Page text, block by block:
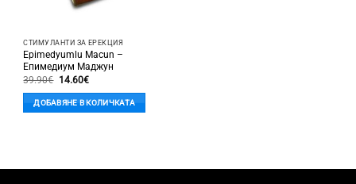
СТИМУЛАНТИ ЗА ЕРЕКЦИЯ
Epimedyumlu Macun –
Епимедиум Маджун
39.90€ Original
was:
39.90€.
14.60€Текущата
е:
14.60€.
ДОБАВЯНЕ В КОЛИЧКАТА